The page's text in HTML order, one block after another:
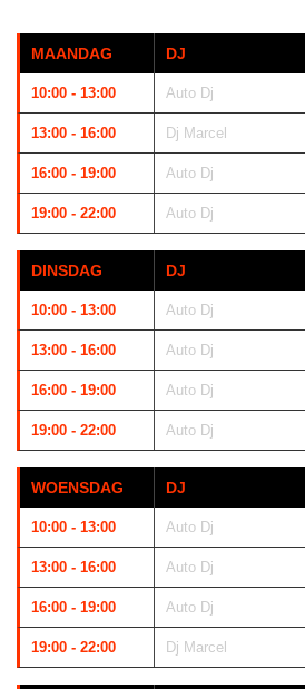
MAANDAG DJ
10:00 - 13:00 Auto Dj
13:00 - 16:00 Dj Marcel
16:00 - 19:00 Auto Dj
19:00 - 22:00 Auto Dj
DINSDAG DJ
10:00 - 13:00 Auto Dj
13:00 - 16:00 Auto Dj
16:00 - 19:00 Auto Dj
19:00 - 22:00 Auto Dj
WOENSDAG DJ
10:00 - 13:00 Auto Dj
13:00 - 16:00 Auto Dj
16:00 - 19:00 Auto Dj
19:00 - 22:00 Dj Marcel